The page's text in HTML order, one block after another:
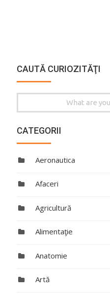
CAUTĂ CURIOZITĂŢI
for:
CATEGORII
Aeronautica
Afaceri
Agricultură
Alimentaţie
Anatomie
Artă